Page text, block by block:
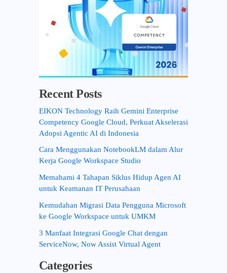
Recent Posts
EIKON Technology Raih Gemini Enterprise
Competency Google Cloud, Perkuat Akselerasi
Adopsi Agentic AI di Indonesia
Cara Menggunakan NotebookLM dalam Alur
Kerja Google Workspace Studio
Memahami 4 Tahapan Siklus Hidup Agen AI
untuk Keamanan IT Perusahaan
Kemudahan Migrasi Data Pengguna Microsoft
ke Google Workspace untuk UMKM
3 Manfaat Integrasi Google Chat dengan
ServiceNow, Now Assist Virtual Agent
Categories